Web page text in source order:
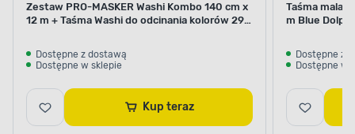
Zestaw PRO-MASKER Washi Kombo 140 cm x
12 m + Taśma Washi do odcinania kolorów 29
Dostępne z dostawą
Dostępne w sklepie
Kup teraz
Taśma
m Blue
Dostępne z
Dostępne w